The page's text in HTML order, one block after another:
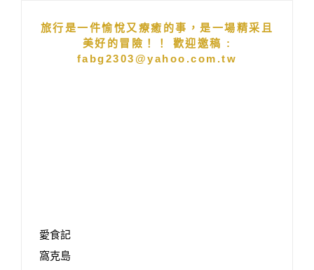
旅行是一件愉悅又療癒的事，是一場精采且
美好的冒險！！ 歡迎邀稿 :
fabg2303@yahoo.com.tw
愛食記
窩克島